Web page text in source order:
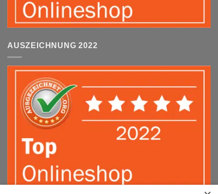
AUSZEICHNUNG 2022